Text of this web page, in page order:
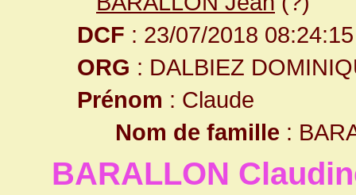
DCF : 23/07/2018 08:24:15
ORG : DALBIEZ
Prénom : Claude
Nom de famille :
BARALLON